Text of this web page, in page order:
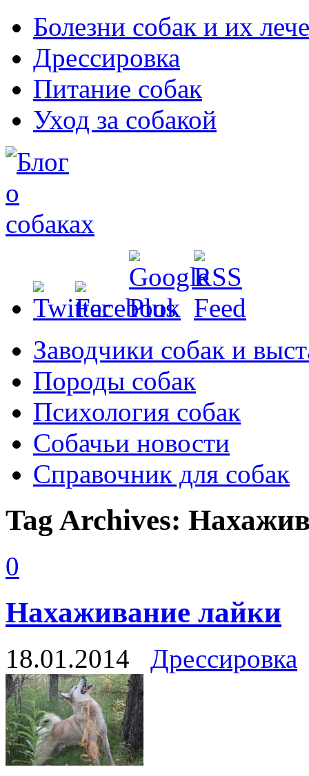
Болезни собак и их
Дрессировка
Питание собак
Уход за собакой
Заводчики собак и
Породы собак
Психология собак
Собачьи новости
Справочник для собак
Tag Archives:
0
Нахаживание лайки
18.01.2014 Дрессировка